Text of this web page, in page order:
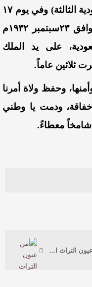
الثالثة)
وفي يوم ١٧
من جماد الأولى عام ١٣٥١هـ الموافق ٢٣سبتمبر ١٩٣٢م
على يد الملك
ثلاثين عاماً.
وحفظ ولاة أمرنا
ودمت يا وطني
معطاءً.
من عيون التراث السعودي